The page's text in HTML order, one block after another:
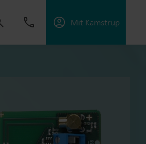
Mit Kamstrup
kunder med at
elektrificering.